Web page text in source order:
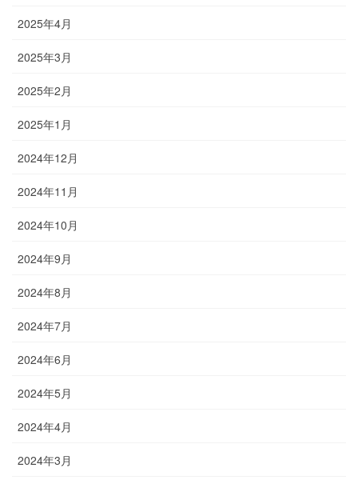
2025年4月
2025年3月
2025年2月
2025年1月
2024年12月
2024年11月
2024年10月
2024年9月
2024年8月
2024年7月
2024年6月
2024年5月
2024年4月
2024年3月